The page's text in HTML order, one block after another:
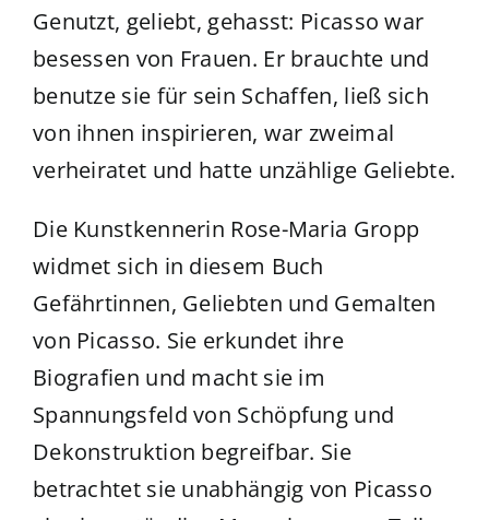
Genutzt, geliebt, gehasst: Picasso war
besessen von Frauen. Er brauchte und
benutze sie für sein Schaffen, ließ sich
von ihnen inspirieren, war zweimal
verheiratet und hatte unzählige Geliebte.
Die Kunstkennerin Rose-Maria Gropp
widmet sich in diesem Buch
Gefährtinnen, Geliebten und Gemalten
von Picasso. Sie erkundet ihre
Biografien und macht sie im
Spannungsfeld von Schöpfung und
Dekonstruktion begreifbar. Sie
betrachtet sie unabhängig von Picasso